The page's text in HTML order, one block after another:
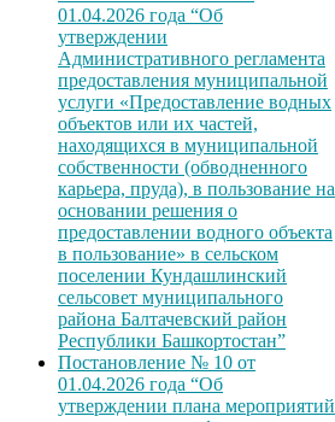
01.04.2026 года “Об
утверждении
Административного регламента
предоставления муниципальной
услуги «Предоставление водных
объектов или их частей,
находящихся в муниципальной
собственности (обводненного
карьера, пруда), в пользование на
основании решения о
предоставлении водного объекта
в пользование» в сельском
поселении Кундашлинский
сельсовет муниципального
района Балтачевский район
Республики Башкортостан”
Постановление № 10 от
01.04.2026 года “Об
утверждении плана мероприятий